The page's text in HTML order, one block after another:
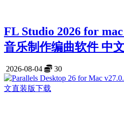
FL Studio 2026 for
音乐制作编曲软件 中
2026-08-04 30